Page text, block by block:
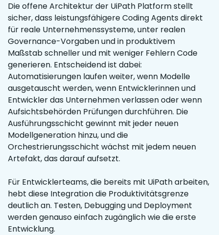
Die offene Architektur der UiPath Platform stellt
sicher, dass leistungsfähigere Coding Agents direkt
für reale Unternehmenssysteme, unter realen
Governance-Vorgaben und in produktivem
Maßstab schneller und mit weniger Fehlern Code
generieren. Entscheidend ist dabei:
Automatisierungen laufen weiter, wenn Modelle
ausgetauscht werden, wenn Entwicklerinnen und
Entwickler das Unternehmen verlassen oder wenn
Aufsichtsbehörden Prüfungen durchführen. Die
Ausführungsschicht gewinnt mit jeder neuen
Modellgeneration hinzu, und die
Orchestrierungsschicht wächst mit jedem neuen
Artefakt, das darauf aufsetzt.
Für Entwicklerteams, die bereits mit UiPath arbeiten,
hebt diese Integration die Produktivitätsgrenze
deutlich an. Testen, Debugging und Deployment
werden genauso einfach zugänglich wie die erste
Entwicklung.